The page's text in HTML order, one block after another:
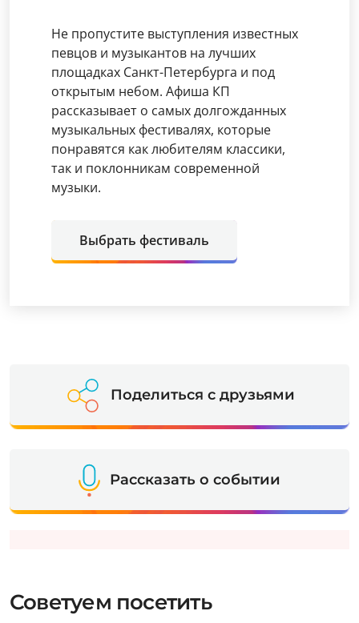
Не пропустите выступления известных
певцов и музыкантов на лучших
площадках Санкт-Петербурга и под
открытым небом. Афиша КП
рассказывает о самых долгожданных
музыкальных фестивалях, которые
понравятся как любителям классики,
так и поклонникам современной
музыки.
Выбрать фестиваль
Поделиться с друзьями
Рассказать о событии
Советуем посетить